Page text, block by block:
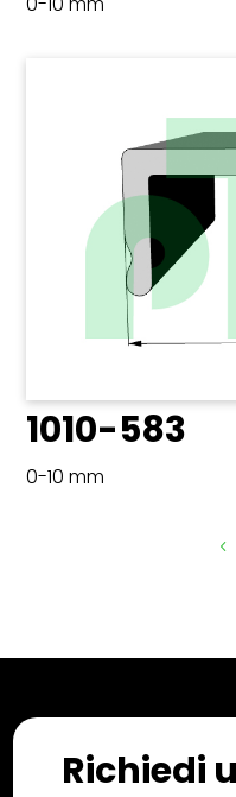
1010-583
0-10 mm
Richiedi